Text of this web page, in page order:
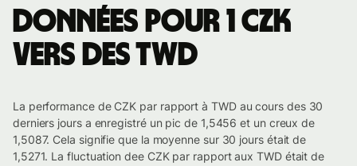
Données pour 1 CZK
vers des TWD
La performance de CZK par rapport à TWD au cours des 30
derniers jours a enregistré un pic de 1,5456 et un creux de
1,5087. Cela signifie que la moyenne sur 30 jours était de
1,5271. La fluctuation dee CZK par rapport aux TWD était de